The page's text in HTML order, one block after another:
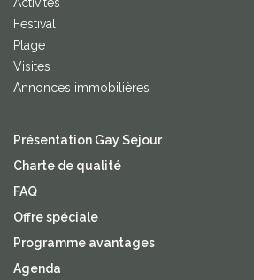
Festival
Plage
Visites
Annonces immobilières
Présentation Gay Sejour
Charte de qualité
FAQ
Offre spéciale
Programme avantages
Agenda